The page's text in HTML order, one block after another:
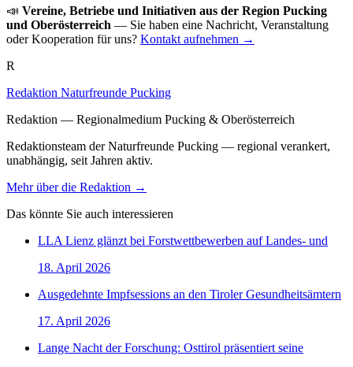
📣 Vereine, Betriebe und Initiativen aus der Region Pucking
und Oberösterreich — Sie haben eine Nachricht, Veranstaltung
oder Kooperation für uns? Kontakt aufnehmen →
R
Redaktion Naturfreunde Pucking
Redaktion — Regionalmedium Pucking & Oberösterreich
Redaktionsteam der Naturfreunde Pucking — regional verankert,
unabhängig, seit Jahren aktiv.
Mehr über die Redaktion →
Das könnte Sie auch interessieren
LLA Lienz glänzt bei Forstwettbewerben auf Landes- und
18. April 2026
Ausgedehnte Impfsessions an den Tiroler Gesundheitsämtern
17. April 2026
Lange Nacht der Forschung: Osttirol präsentiert seine